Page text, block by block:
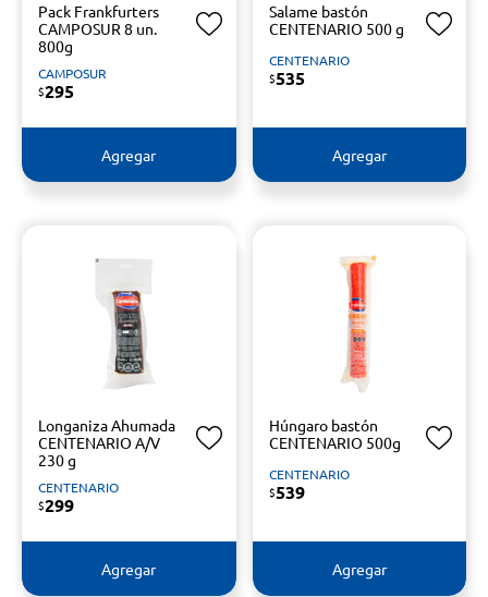
Pack Frankfurters
CAMPOSUR 8 un.
800g
CAMPOSUR
$295
Agregar
Salame bastón
CENTENARIO 500 g
CENTENARIO
$535
Agregar
Longaniza Ahumada
CENTENARIO A/V
230 g
CENTENARIO
$299
Agregar
Húngaro bastón
CENTENARIO 500g
CENTENARIO
$539
Agregar